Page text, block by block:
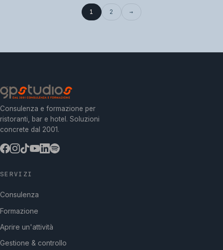
1 2 →
Consulenza e formazione per
ristoranti, bar e hotel. Soluzioni
concrete dal 2001.
SERVIZI
Consulenza
Formazione
Aprire un'attività
Gestione & controllo